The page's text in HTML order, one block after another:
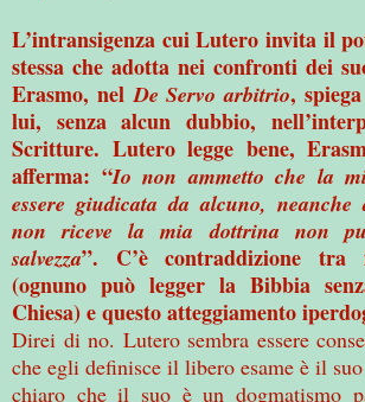
L’intransigenza cui Lutero invita il
stessa che adotta nei confronti dei
Erasmo, nelDe Servo arbitrio,
lui, senza alcun dubbio,
Scritture. Lutero legge bene,
afferma: “Io non ammetto che la
essere giudicata da alcuno,
non riceve la mia dottrina non
salvezza”. C’è contraddizione tra
(ognuno può legger la Bibbia
Chiesa) e questo atteggiamento
Direi di no. Lutero sembra essere
che egli definisce il libero esame è il
chiaro che il suo è un dogmatismo